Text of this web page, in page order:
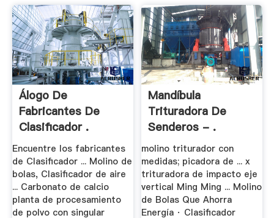
Álogo De
Fabricantes De
Clasificador .
Encuentre los fabricantes
de Clasificador ... Molino de
bolas, Clasificador de aire
... Carbonato de calcio
planta de procesamiento
de polvo con singular
Mandíbula
Trituradora De
Senderos - .
molino triturador con
medidas; picadora de ... x
trituradora de impacto eje
vertical Ming Ming ... Molino
de Bolas Que Ahorra
Energía · Clasificador